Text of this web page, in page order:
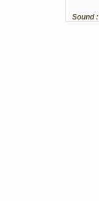
Sound :